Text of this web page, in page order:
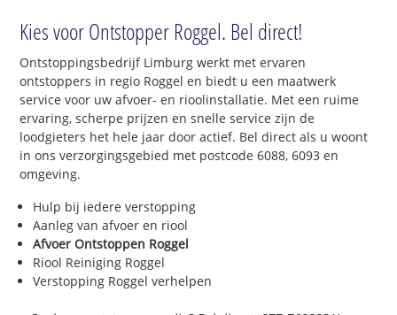
Kies voor Ontstopper Roggel. Bel direct!
Ontstoppingsbedrijf Limburg werkt met ervaren
ontstoppers in regio Roggel en biedt u een maatwerk
service voor uw afvoer- en rioolinstallatie. Met een ruime
ervaring, scherpe prijzen en snelle service zijn de
loodgieters het hele jaar door actief. Bel direct als u woont
in ons verzorgingsgebied met postcode 6088, 6093 en
omgeving.
Hulp bij iedere verstopping
Aanleg van afvoer en riool
Afvoer Ontstoppen Roggel
Riool Reiniging Roggel
Verstopping Roggel verhelpen